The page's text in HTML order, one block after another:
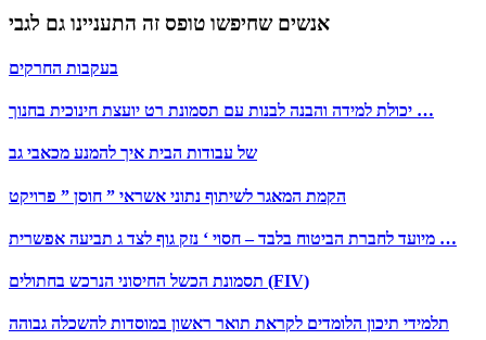
אנשים שחיפשו טופס זה התעניינו גם לגבי
בעקבות החרקים
יכולת למידה והבנה לבנות עם תסמונת רט יועצת חינוכית בחנוך …
של עבודות הבית איך להמנע מכאבי גב
הקמת המאגר לשיתוף נתוני אשראי ” חוסן ” פרויקט
מיועד לחברת הביטוח בלבד – חסוי ‘ נזק גוף לצד ג תביעה אפשרית …
תסמונת הכשל החיסוני הנרכש בחתולים (FIV)
תלמידי תיכון הלומדים לקראת תואר ראשון במוסדות להשכלה גבוהה